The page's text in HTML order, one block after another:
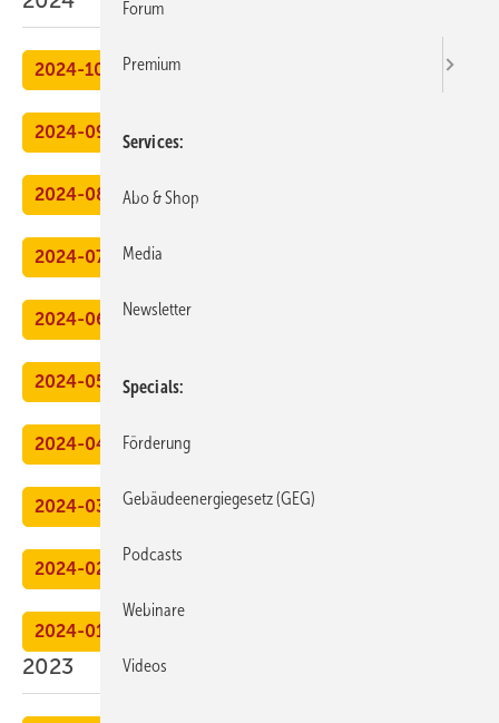
2024-10
2024-09
2024-08
2024-07
2024-06
2024-05
2024-04
2024-03
2024-02
2024-01
2023
Forum
Premium
Services
Abo & Shop
Media
Newsletter
Specials
Förderung
Gebäudeenergiegesetz (GEG)
Podcasts
Webinare
Videos